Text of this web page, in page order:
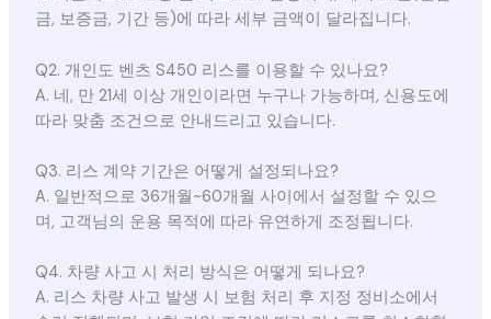
금, 보증금, 기간 등)에 따라 세부 금액이 달라집니다.
Q2. 개인도 벤츠 S450 리스를 이용할 수 있나요?
A. 네, 만 21세 이상 개인이라면 누구나 가능하며, 신용도에
따라 맞춤 조건으로 안내드리고 있습니다.
Q3. 리스 계약 기간은 어떻게 설정되나요?
A. 일반적으로 36개월~60개월 사이에서 설정할 수 있으
며, 고객님의 운용 목적에 따라 유연하게 조정됩니다.
Q4. 차량 사고 시 처리 방식은 어떻게 되나요?
A. 리스 차량 사고 발생 시 보험 처리 후 지정 정비소에서